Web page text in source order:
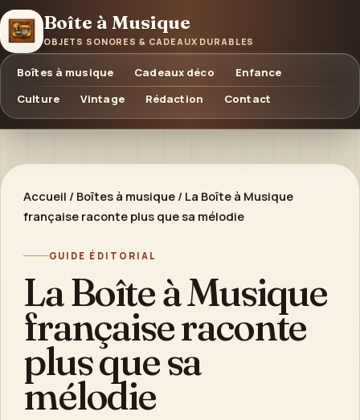
Boîte à Musique
OBJETS SONORES & CADEAUX DURABLES
Boîtes à musique Cadeaux déco
Enfance
Culture
Vintage Rédaction Contact
Accueil / Boîtes à musique / La Boîte à Musique
française raconte plus que sa mélodie
GUIDE ÉDITORIAL
La Boîte à Musique
française raconte
plus que sa
mélodie